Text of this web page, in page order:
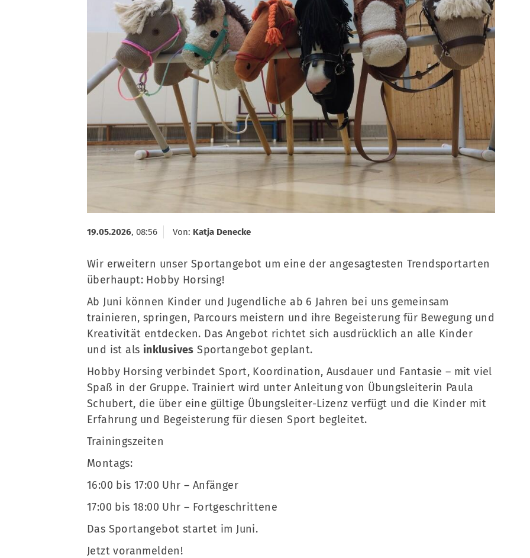
19.05.2026, 08:56 Von: Katja Denecke
Wir erweitern unser Sportangebot um eine der angesagtesten Trendsportarten
überhaupt: Hobby Horsing!
Ab Juni können Kinder und Jugendliche ab 6 Jahren bei uns gemeinsam
trainieren, springen, Parcours meistern und ihre Begeisterung für Bewegung und
Kreativität entdecken. Das Angebot richtet sich ausdrücklich an alle Kinder
und ist als inklusives Sportangebot geplant.
Hobby Horsing verbindet Sport, Koordination, Ausdauer und Fantasie – mit viel
Spaß in der Gruppe. Trainiert wird unter Anleitung von Übungsleiterin Paula
Schubert, die über eine gültige Übungsleiter-Lizenz verfügt und die Kinder mit
Erfahrung und Begeisterung für diesen Sport begleitet.
Trainingszeiten
Montags:
16:00 bis 17:00 Uhr – Anfänger
17:00 bis 18:00 Uhr – Fortgeschrittene
Das Sportangebot startet im Juni.
Jetzt voranmelden!
Sportsuche
Sportcenter
Downloads
Fragen & Antworten
Mitglieder-Bereich